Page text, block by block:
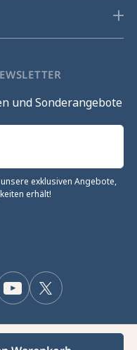
und Sonderangebote
exklusiven Angebote,
erhält!
Twitter
YouTube